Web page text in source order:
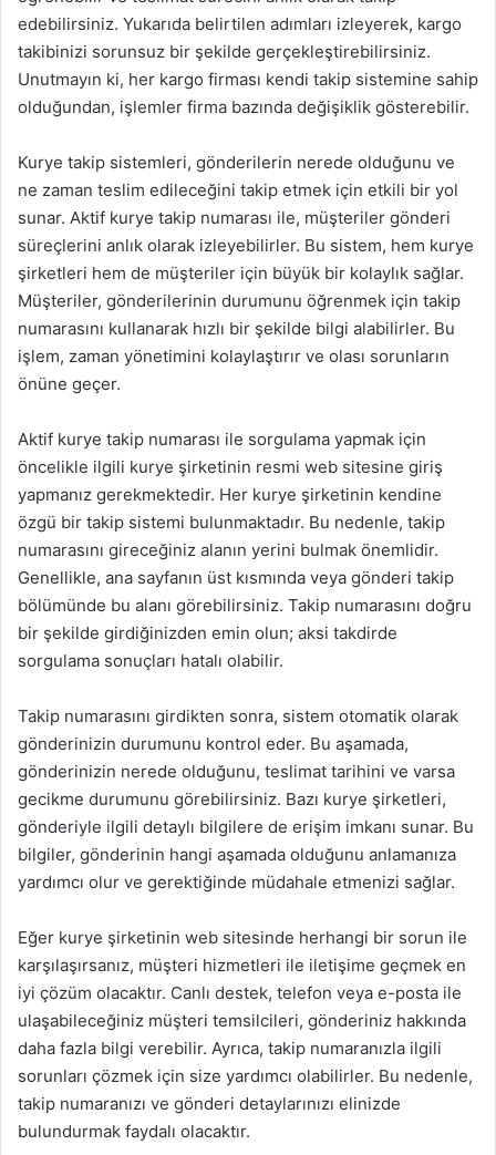
edebilirsiniz. Yukarıda belirtilen adımları izleyerek, kargo
takibinizi sorunsuz bir şekilde gerçekleştirebilirsiniz.
Unutmayın ki, her kargo firması kendi takip sistemine sahip
olduğundan, işlemler firma bazında değişiklik gösterebilir.
Kurye takip sistemleri, gönderilerin nerede olduğunu ve
ne zaman teslim edileceğini takip etmek için etkili bir yol
sunar. Aktif kurye takip numarası ile, müşteriler gönderi
süreçlerini anlık olarak izleyebilirler. Bu sistem, hem kurye
şirketleri hem de müşteriler için büyük bir kolaylık sağlar.
Müşteriler, gönderilerinin durumunu öğrenmek için takip
numarasını kullanarak hızlı bir şekilde bilgi alabilirler. Bu
işlem, zaman yönetimini kolaylaştırır ve olası sorunların
önüne geçer.
Aktif kurye takip numarası ile sorgulama yapmak için
öncelikle ilgili kurye şirketinin resmi web sitesine giriş
yapmanız gerekmektedir. Her kurye şirketinin kendine
özgü bir takip sistemi bulunmaktadır. Bu nedenle, takip
numarasını gireceğiniz alanın yerini bulmak önemlidir.
Genellikle, ana sayfanın üst kısmında veya gönderi takip
bölümünde bu alanı görebilirsiniz. Takip numarasını doğru
bir şekilde girdiğinizden emin olun; aksi takdirde
sorgulama sonuçları hatalı olabilir.
Takip numarasını girdikten sonra, sistem otomatik olarak
gönderinizin durumunu kontrol eder. Bu aşamada,
gönderinizin nerede olduğunu, teslimat tarihini ve varsa
gecikme durumunu görebilirsiniz. Bazı kurye şirketleri,
gönderiyle ilgili detaylı bilgilere de erişim imkanı sunar. Bu
bilgiler, gönderinin hangi aşamada olduğunu anlamanıza
yardımcı olur ve gerektiğinde müdahale etmenizi sağlar.
Eğer kurye şirketinin web sitesinde herhangi bir sorun ile
karşılaşırsanız, müşteri hizmetleri ile iletişime geçmek en
iyi çözüm olacaktır. Canlı destek, telefon veya e-posta ile
ulaşabileceğiniz müşteri temsilcileri, gönderiniz hakkında
daha fazla bilgi verebilir. Ayrıca, takip numaranızla ilgili
sorunları çözmek için size yardımcı olabilirler. Bu nedenle,
takip numaranızı ve gönderi detaylarınızı elinizde
bulundurmak faydalı olacaktır.